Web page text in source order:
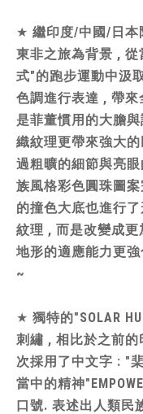
★ 繼印度/中國/日本
東非之旅為背景 ,
式"的跑步運動中汲
色調進行表達 , 帶來
是菲董慣用的大膽
織紋理更帶來強大
過粗曠的細節與亮
族風格彩色圓珠圖
的撞色大底也進行
紋理 , 而是改變成
地形的適應能力更
~
★ 獨特的"SOLAR
刺繡 , 相比於之前
次採用了中文字 : "
當中的精神
口號. 表述出人類民